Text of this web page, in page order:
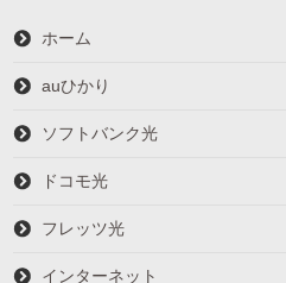
ホーム
auひかり
ソフトバンク光
ドコモ光
フレッツ光
インターネット